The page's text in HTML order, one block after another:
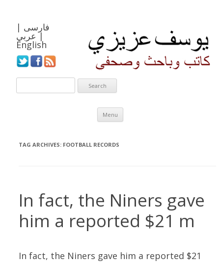
فارسی |
عربي |
English
Menu
Skip to content
TAG ARCHIVES: FOOTBALL RECORDS
In fact, the Niners gave
him a reported $21 m
In fact, the Niners gave him a reported $21